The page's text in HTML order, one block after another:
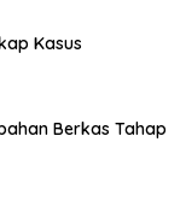
Kasus
Berkas Tahap